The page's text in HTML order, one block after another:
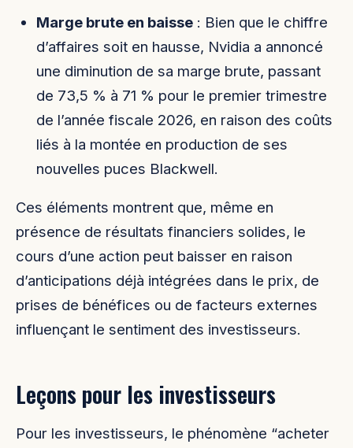
Marge brute en baisse: Bien que le chiffre
d’affaires soit en hausse, Nvidia a annoncé
une diminution de sa marge brute, passant
de 73,5 % à 71 % pour le premier trimestre
de l’année fiscale 2026, en raison des coûts
liés à la montée en production de ses
nouvelles puces Blackwell.
Ces éléments montrent que, même en
présence de résultats financiers solides, le
cours d’une action peut baisser en raison
d’anticipations déjà intégrées dans le prix, de
prises de bénéfices ou de facteurs externes
influençant le sentiment des investisseurs.
Leçons pour les investisseurs
Pour les investisseurs, le phénomène “acheter